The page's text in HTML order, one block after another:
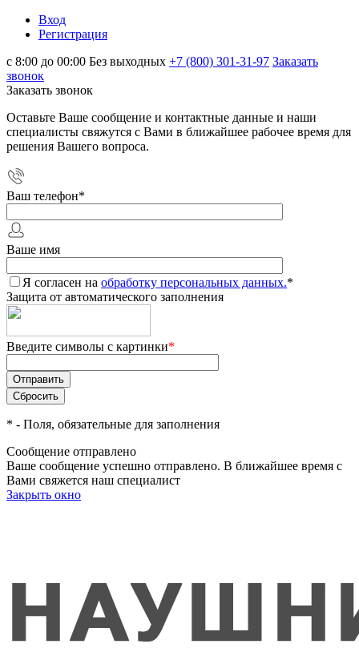
Вход
Регистрация
с 8:00 до 00:00 Без выходных +7 (800) 301-31-97 Заказать
звонок
Заказать звонок
Оставьте Ваше сообщение и контактные данные и наши
специалисты свяжутся с Вами в ближайшее рабочее время для
решения Вашего вопроса.
Ваш телефон*
Ваше имя
Я согласен на обработку персональных данных.*
Защита от автоматического заполнения
Введите символы с картинки*
* - Поля, обязательные для заполнения
Сообщение отправлено
Ваше сообщение успешно отправлено. В ближайшее время с
Вами свяжется наш специалист
Закрыть окно